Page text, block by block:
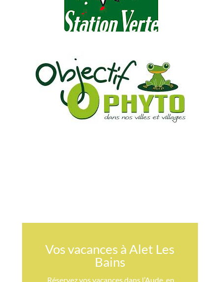
Vos vacances à Alet Les
Bains
Réservez vos vacances dans l’Aude, en